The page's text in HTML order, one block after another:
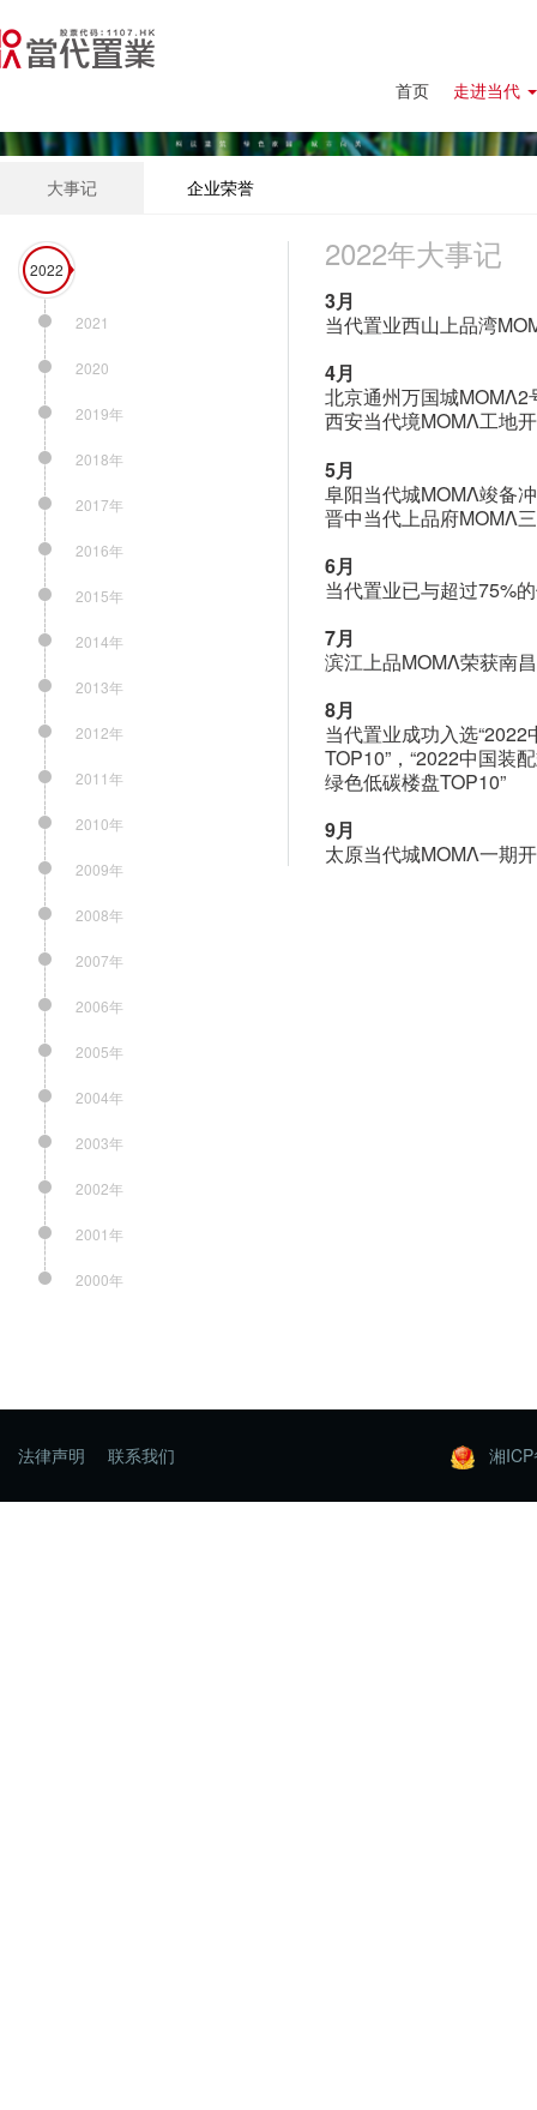
首页 走进当代
大事记 企业荣誉
2022
2021
2020
2019年
2018年
2017年
2016年
2015年
2014年
2013年
2012年
2011年
2010年
2009年
2008年
2007年
2006年
2005年
2004年
2003年
2002年
2001年
2000年
2022年大事记
3月
当代置业西山上品湾
4月
北京通州万国城MOMΛ2
西安当代境MOMΛ工地
5月
阜阳当代城MOMΛ竣备
晋中当代上品府MOMΛ
6月
当代置业已与超过75%
7月
滨江上品MOMΛ荣获南
8月
当代置业成功入选
TOP10”，“2022中国装
绿色低碳楼盘TOP10”
9月
太原当代城MOMΛ一期
法律声明 联系我们 湘